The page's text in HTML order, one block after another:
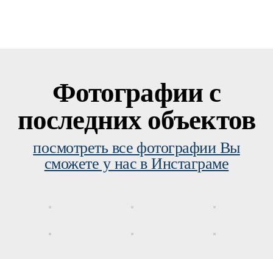
Фотографии с
последних объектов
посмотреть все фотографии Вы
сможете у нас в Инстаграме